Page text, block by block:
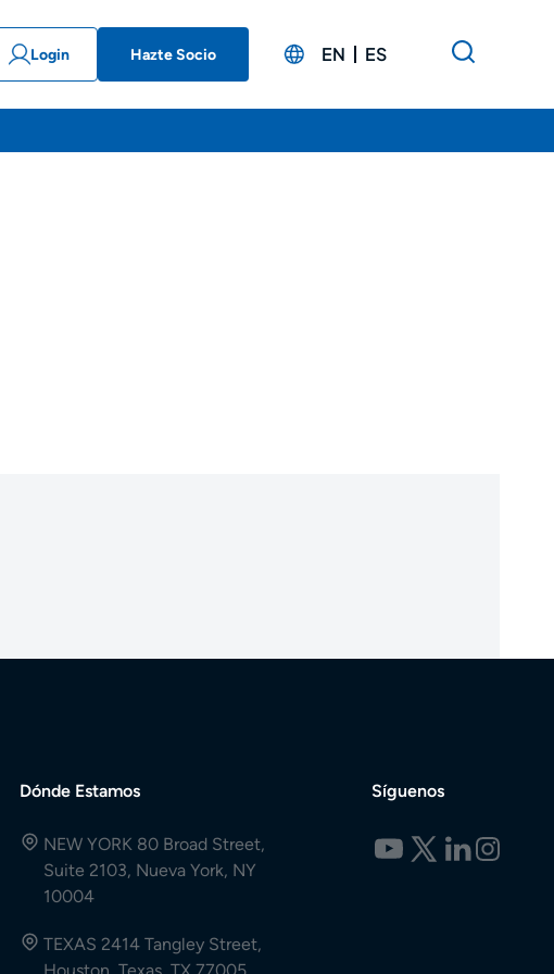
Login Hazte Socio EN ES
Dónde Estamos
NEW YORK 80 Broad Street,
Suite 2103, Nueva York, NY
10004
TEXAS 2414 Tangley Street,
Síguenos